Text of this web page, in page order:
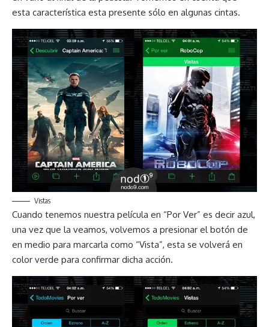
esta característica esta presente sólo en algunas cintas.
Vistas
Cuando tenemos nuestra película en “Por Ver” es decir azul,
una vez que la veamos, volvemos a presionar el botón de
en medio para marcarla como “Vista”, esta se volverá en
color verde para confirmar dicha acción.